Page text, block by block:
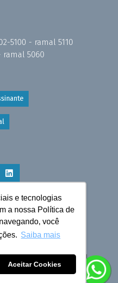
e tecnologias
a nossa Política de
você
Saiba mais
Aceitar Cookies
5100 - ramal 5110
ramal 5060
© 2025 Cruzeiro do Sul